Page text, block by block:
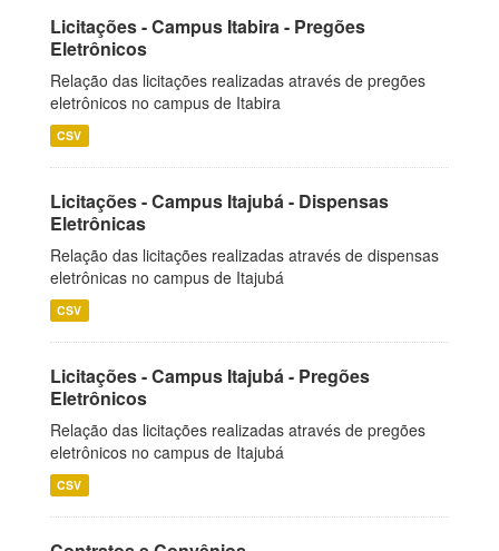
Licitações - Campus Itabira - Pregões
Eletrônicos
Relação das licitações realizadas através de pregões
eletrônicos no campus de Itabira
CSV
Licitações - Campus Itajubá - Dispensas
Eletrônicas
Relação das licitações realizadas através de dispensas
eletrônicas no campus de Itajubá
CSV
Licitações - Campus Itajubá - Pregões
Eletrônicos
Relação das licitações realizadas através de pregões
eletrônicos no campus de Itajubá
CSV